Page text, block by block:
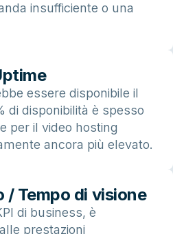
insufficiente o una
essere disponibile il
di disponibilità è spesso
per il video hosting
ancora più elevato.
Tempo di visione
di business, è
prestazioni